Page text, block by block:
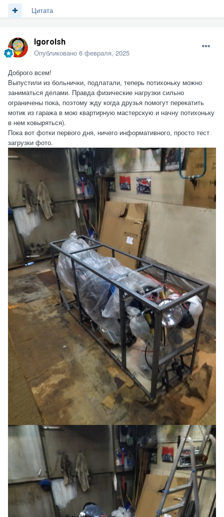
Цитата
Igorolsh
Опубликовано 6 февраля, 2025
Доброго всем!
Выпустили из больнички, подлатали, теперь потихоньку можно
заниматься делами. Правда физические нагрузки сильно
ограничены пока, поэтому жду когда друзья помогут перекатить
мотик из гаража в мою квартирную мастерскую и начну потихоньку
в нем ковыряться).
Пока вот фотки первого дня, ничего информативного, просто тест
загрузки фото.